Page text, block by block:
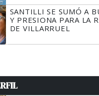
SANTILLI SE SUMÓ A
Y PRESIONA PARA LA
DE VILLARRUEL